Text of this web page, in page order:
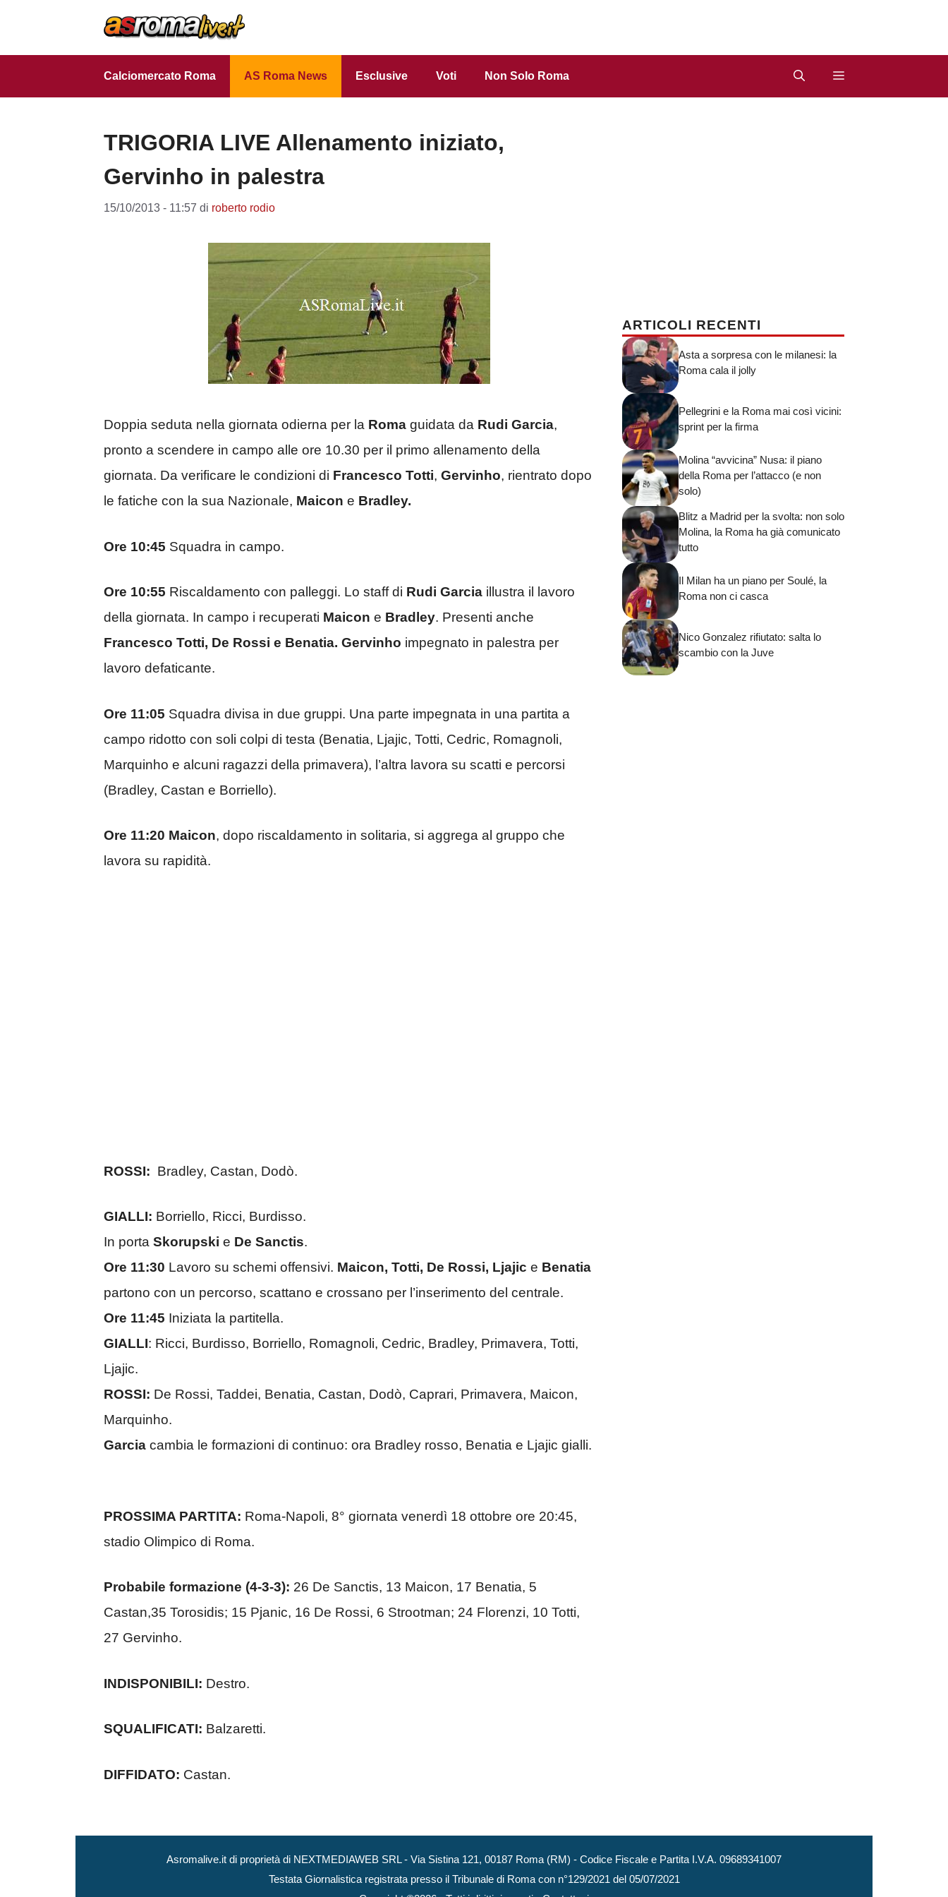
Calciomercato Roma AS Roma News Esclusive Voti Non Solo Roma
TRIGORIA LIVE Allenamento iniziato,
Gervinho in palestra
15/10/2013 - 11:57 di roberto rodio
Doppia seduta nella giornata odierna per la Roma guidata da Rudi Garcia,
pronto a scendere in campo alle ore 10.30 per il primo allenamento della
giornata. Da verificare le condizioni di Francesco Totti, Gervinho, rientrato dopo
le fatiche con la sua Nazionale, Maicon e Bradley.
Ore 10:45 Squadra in campo.
Ore 10:55 Riscaldamento con palleggi. Lo staff di Rudi Garcia illustra il lavoro
della giornata. In campo i recuperati Maicon e Bradley. Presenti anche
Francesco Totti, De Rossi e Benatia. Gervinho impegnato in palestra per
lavoro defaticante.
Ore 11:05 Squadra divisa in due gruppi. Una parte impegnata in una partita a
campo ridotto con soli colpi di testa (Benatia, Ljajic, Totti, Cedric, Romagnoli,
Marquinho e alcuni ragazzi della primavera), l’altra lavora su scatti e percorsi
(Bradley, Castan e Borriello).
Ore 11:20 Maicon, dopo riscaldamento in solitaria, si aggrega al gruppo che
lavora su rapidità.
ROSSI: Bradley, Castan, Dodò.
GIALLI: Borriello, Ricci, Burdisso.
In porta Skorupski e De Sanctis.
Ore 11:30 Lavoro su schemi offensivi. Maicon, Totti, De Rossi, Ljajic e Benatia
partono con un percorso, scattano e crossano per l’inserimento del centrale.
Ore 11:45 Iniziata la partitella.
GIALLI: Ricci, Burdisso, Borriello, Romagnoli, Cedric, Bradley, Primavera, Totti,
Ljajic.
ROSSI: De Rossi, Taddei, Benatia, Castan, Dodò, Caprari, Primavera, Maicon,
Marquinho.
Garcia cambia le formazioni di continuo: ora Bradley rosso, Benatia e Ljajic gialli.
PROSSIMA PARTITA: Roma-Napoli, 8° giornata venerdì 18 ottobre ore 20:45,
stadio Olimpico di Roma.
Probabile formazione (4-3-3): 26 De Sanctis, 13 Maicon, 17 Benatia, 5
Castan,35 Torosidis; 15 Pjanic, 16 De Rossi, 6 Strootman; 24 Florenzi, 10 Totti,
27 Gervinho.
INDISPONIBILI: Destro.
SQUALIFICATI: Balzaretti.
DIFFIDATO: Castan.
ARTICOLI RECENTI
Asta a sorpresa con le milanesi: la
Roma cala il jolly
Pellegrini e la Roma mai così vicini:
sprint per la firma
Molina “avvicina” Nusa: il piano
della Roma per l’attacco (e non
solo)
Blitz a Madrid per la svolta: non solo
Molina, la Roma ha già comunicato
tutto
Il Milan ha un piano per Soulé, la
Roma non ci casca
Nico Gonzalez rifiutato: salta lo
scambio con la Juve
Asromalive.it di proprietà di NEXTMEDIAWEB SRL - Via Sistina 121, 00187 Roma (RM) - Codice Fiscale e Partita I.V.A. 09689341007
Testata Giornalistica registrata presso il Tribunale di Roma con n°129/2021 del 05/07/2021